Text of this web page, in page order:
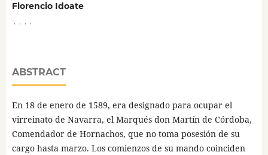
Florencio Idoate
ABSTRACT
En 18 de enero de 1589, era designado para ocupar el
virreinato de Navarra, el Marqués don Martín de Córdoba,
Comendador de Hornachos, que no toma posesión de su
cargo hasta marzo. Los comienzos de su mando coinciden